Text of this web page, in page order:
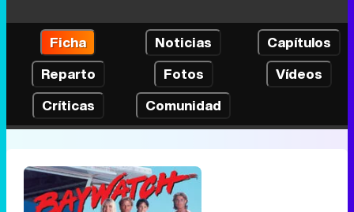
Ficha Noticias
Capítulos
Reparto
Fotos
Vídeos
Críticas
Comunidad